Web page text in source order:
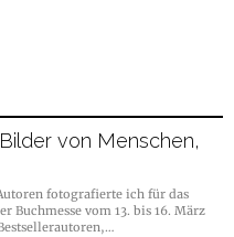
von Menschen,
fotografierte ich für das
Buchmesse vom 13. bis 16. März